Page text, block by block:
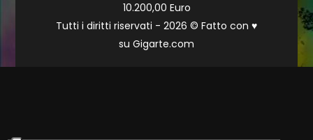
10.200,00 Euro
Tutti i diritti riservati - 2026 © Fatto con ♥
su Gigarte.com